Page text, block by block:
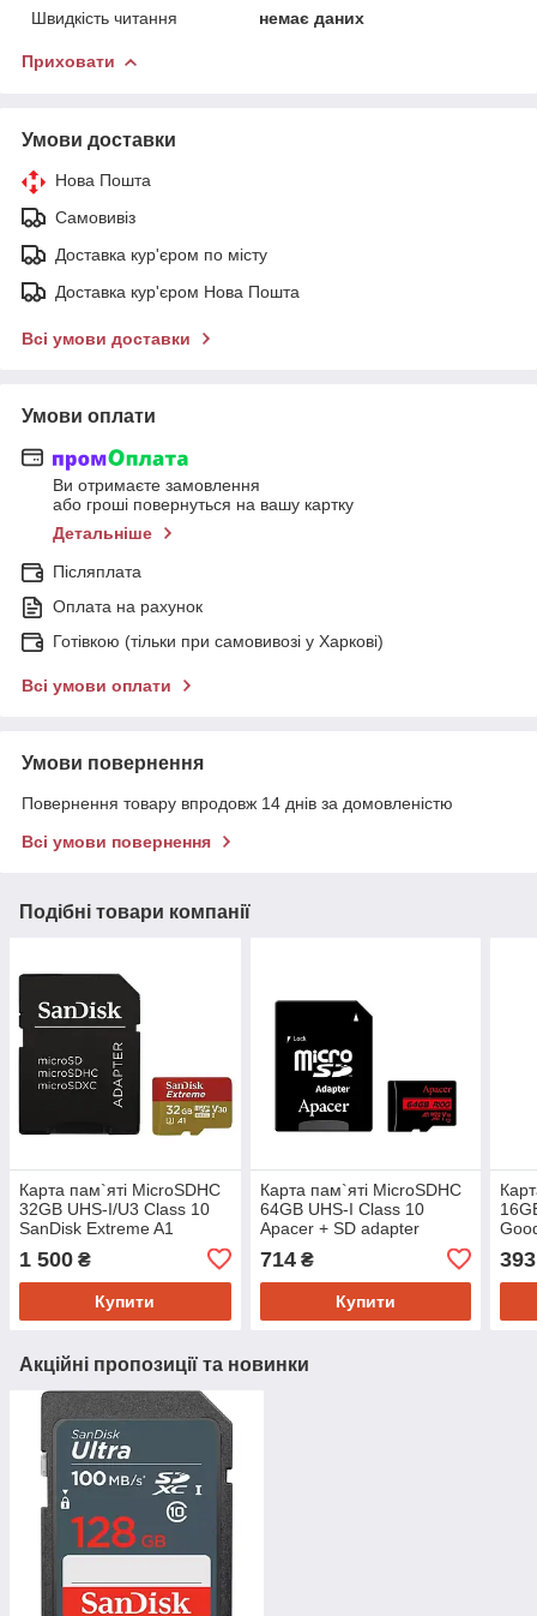
Швидкість читання
немає даних
Приховати
Умови доставки
Нова Пошта
Самовивіз
Доставка кур'єром по місту
Доставка кур'єром Нова Пошта
Всі умови доставки
Умови оплати
Ви отримаєте замовлення
або гроші повернуться на вашу картку
Детальніше
Післяплата
Оплата на рахунок
Готівкою (тільки при самовивозі у Харкові)
Всі умови оплати
Умови повернення
Повернення товару впродовж 14 днів за домовленістю
Всі умови повернення
Подібні товари компанії
Карта пам`ятi MicroSDHC
32GB UHS-I/U3 Class 10
SanDisk Extreme A1
adapter (SDSQXAF-032G-
GN6MA)
1 500 ₴
Купити
Карта пам`ятi MicroSDHC
64GB UHS-I Class 10
Apacer + SD adapter
714₴
Купити
393
Акційні пропозиції та новинки